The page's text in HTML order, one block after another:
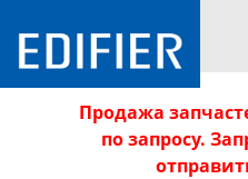
Продажа
по запросу.